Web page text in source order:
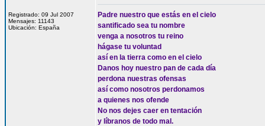
Registrado: 09 Jul 2007
Mensajes: 11143
Ubicación: España
Padre nuestro que estás en el cielo
santificado sea tu nombre
venga a nosotros tu reino
hágase tu voluntad
así en la tierra como en el cielo
Danos hoy nuestro pan de cada día
perdona nuestras ofensas
así como nosotros perdonamos
a quienes nos ofende
No nos dejes caer en tentación
y líbranos de todo mal.